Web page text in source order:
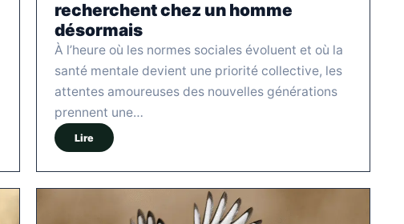
recherchent chez un homme
désormais
À l’heure où les normes sociales évoluent et où la
santé mentale devient une priorité collective, les
attentes amoureuses des nouvelles générations
prennent une…
Lire